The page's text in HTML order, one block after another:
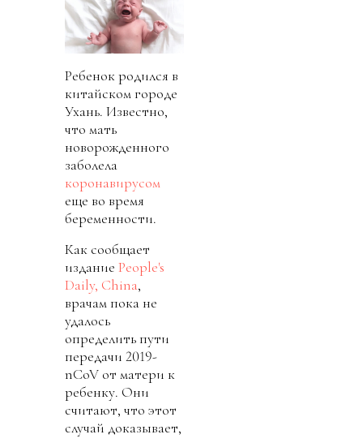
Ребенок родился в
китайском городе
Ухань. Известно,
что мать
новорожденного
заболела
коронавирусом
еще во время
беременности.
Как сообщает
издание People's
Daily, Сhina,
врачам пока не
удалось
определить пути
передачи 2019-
nCoV от матери к
ребенку. Они
считают, что этот
случай доказывает,